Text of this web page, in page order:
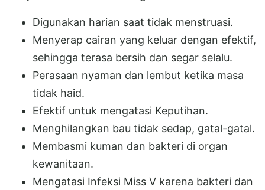
Digunakan harian saat tidak menstruasi.
Menyerap cairan yang keluar dengan efektif,
sehingga terasa bersih dan segar selalu.
Perasaan nyaman dan lembut ketika masa
tidak haid.
Efektif untuk mengatasi Keputihan.
Menghilangkan bau tidak sedap, gatal-gatal.
Membasmi kuman dan bakteri di organ
kewanitaan.
Mengatasi Infeksi Miss V karena bakteri dan